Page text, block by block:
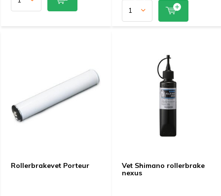
Rollerbrakevet Porteur
Vet Shimano rollerbrake
nexus